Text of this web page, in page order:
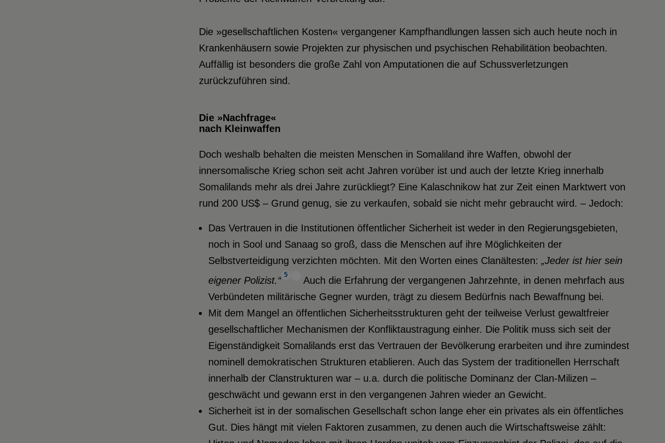
Die »gesellschaftlichen Kosten« vergangener Kampfhandlungen lassen sich auch heute noch in
Krankenhäusern sowie Projekten zur physischen und psychischen Rehabilitätion beobachten.
Auffällig ist besonders die große Zahl von Amputationen die auf Schussverletzungen
zurückzuführen sind.
Die »Nachfrage«
nach Kleinwaffen
Doch weshalb behalten die meisten Menschen in Somaliland ihre Waffen, obwohl der
innersomalische Krieg schon seit acht Jahren vorüber ist und auch der letzte Krieg innerhalb
Somalilands mehr als drei Jahre zurückliegt? Eine Kalaschnikow hat zur Zeit einen Marktwert von
rund 200 US$ – Grund genug, sie zu verkaufen, sobald sie nicht mehr gebraucht wird. – Jedoch:
Das Vertrauen in die Institutionen öffentlicher Sicherheit ist weder in den Regierungsgebieten,
noch in Sool und Sanaag so groß, dass die Menschen auf ihre Möglichkeiten der
Selbstverteidigung verzichten möchten. Mit den Worten eines Clanältesten: „Jeder ist hier sein
eigener Polizist.“
5
Auch die Erfahrung der vergangenen Jahrzehnte, in denen mehrfach aus
Verbündeten militärische Gegner wurden, trägt zu diesem Bedürfnis nach Bewaffnung bei.
Mit dem Mangel an öffentlichen Sicherheitsstrukturen geht der teilweise Verlust gewaltfreier
gesellschaftlicher Mechanismen der Konfliktaustragung einher. Die Politik muss sich seit der
Eigenständigkeit Somalilands erst das Vertrauen der Bevölkerung erarbeiten und ihre zumindest
nominell demokratischen Strukturen etablieren. Auch das System der traditionellen Herrschaft
innerhalb der Clanstrukturen war – u.a. durch die politische Dominanz der Clan-Milizen –
geschwächt und gewann erst in den vergangenen Jahren wieder an Gewicht.
Sicherheit ist in der somalischen Gesellschaft schon lange eher ein privates als ein öffentliches
Gut. Dies hängt mit vielen Faktoren zusammen, zu denen auch die Wirtschaftsweise zählt: